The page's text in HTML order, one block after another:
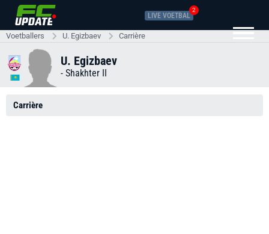
LIVE VOETBAL
2
Voetballers U. Egizbaev Carrière
U. Egizbaev
- Shakhter II
Carrière